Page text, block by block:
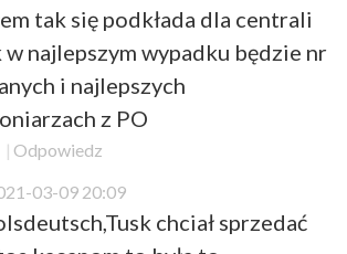
tak się podkłada dla centrali
w najlepszym wypadku będzie nr
i najlepszych
z PO
| Odpowiedz
03-09 20:09
chciał sprzedać